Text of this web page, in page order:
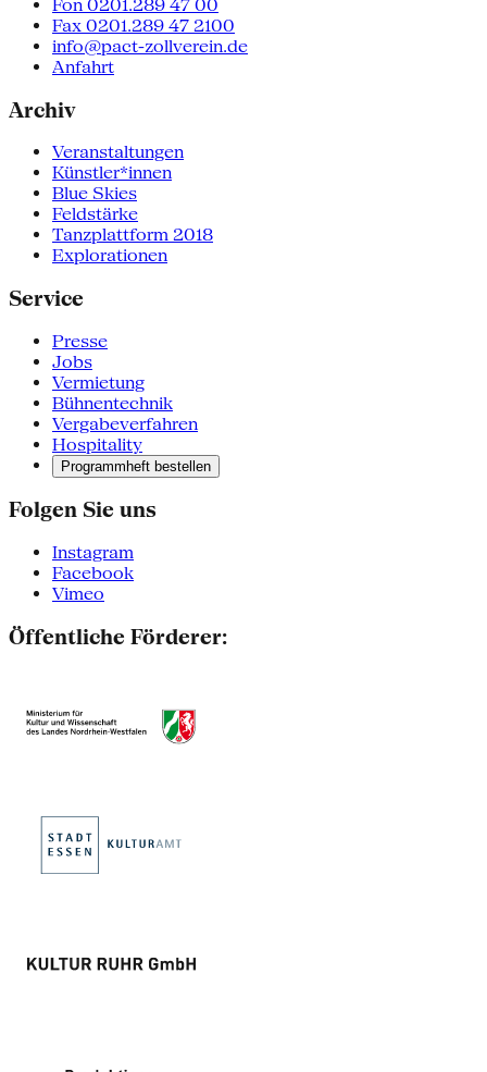
Fon 0201.289 47 00
Fax 0201.289 47 2100
info@pact-zollverein.de
Anfahrt
Archiv
Veranstaltungen
Künstler*innen
Blue Skies
Feldstärke
Tanzplattform 2018
Explorationen
Service
Presse
Jobs
Vermietung
Bühnentechnik
Vergabeverfahren
Hospitality
Programmheft bestellen
Folgen Sie uns
Instagram
Facebook
Vimeo
Öffentliche Förderer: